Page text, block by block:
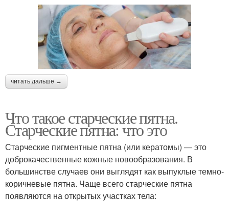
читать дальше →
Что такое старческие пятна.
Старческие пятна: что это
Старческие пигментные пятна (или кератомы) — это
доброкачественные кожные новообразования. В
большинстве случаев они выглядят как выпуклые темно-
коричневые пятна. Чаще всего старческие пятна
появляются на открытых участках тела: